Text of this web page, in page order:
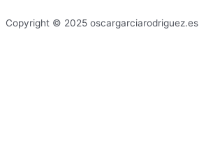
Copyright © 2025 oscargarciarodriguez.es